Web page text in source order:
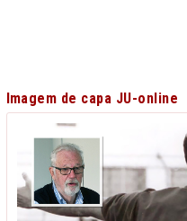
Imagem de capa JU-online